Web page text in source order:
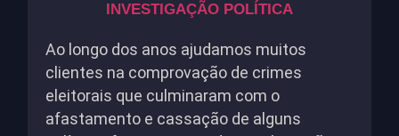
INVESTIGAÇÃO POLÍTICA
Ao longo dos anos ajudamos muitos
clientes na comprovação de crimes
eleitorais que culminaram com o
afastamento e cassação de alguns